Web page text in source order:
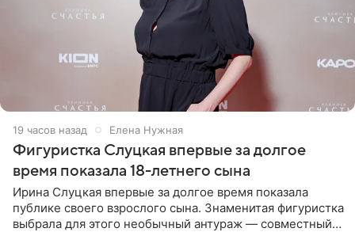
19 часов назад Елена Нужная
Фигуристка Слуцкая впервые за долгое
время показала 18-летнего сына
Ирина Слуцкая впервые за долгое время показала
публике своего взрослого сына. Знаменитая фигуристка
выбрала для этого необычный антураж — совместный